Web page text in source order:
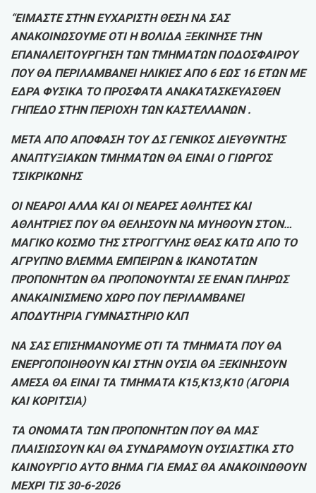
“ΕΙΜΑΣΤΕ ΣΤΗΝ ΕΥΧΑΡΙΣΤΗ ΘΕΣΗ ΝΑ ΣΑΣ
ΑΝΑΚΟΙΝΩΣΟΥΜΕ ΟΤΙ Η ΒΟΛΙΔΑ ΞΕΚΙΝΗΣΕ ΤΗΝ
ΕΠΑΝΑΛΕΙΤΟΥΡΓΗΣΗ ΤΩΝ ΤΜΗΜΑΤΩΝ ΠΟΔΟΣΦΑΙΡΟΥ
ΠΟΥ ΘΑ ΠΕΡΙΛΑΜΒΑΝΕΙ ΗΛΙΚΙΕΣ ΑΠΟ 6 ΕΩΣ 16 ΕΤΩΝ ΜΕ
ΕΔΡΑ ΦΥΣΙΚΑ ΤΟ ΠΡΟΣΦΑΤΑ ΑΝΑΚΑΤΑΣΚΕΥΑΣΘΕΝ
ΓΗΠΕΔΟ ΣΤΗΝ ΠΕΡΙΟΧΗ ΤΩΝ ΚΑΣΤΕΛΛΑΝΩΝ .
ΜΕΤΑ ΑΠΟ ΑΠΟΦΑΣΗ ΤΟΥ ΔΣ ΓΕΝΙΚΟΣ ΔΙΕΥΘΥΝΤΗΣ
ΑΝΑΠΤΥΞΙΑΚΩΝ ΤΜΗΜΑΤΩΝ ΘΑ ΕΙΝΑΙ Ο ΓΙΩΡΓΟΣ
ΤΣΙΚΡΙΚΩΝΗΣ
ΟΙ ΝΕΑΡΟΙ ΑΛΛΑ ΚΑΙ ΟΙ ΝΕΑΡΕΣ ΑΘΛΗΤΕΣ ΚΑΙ
ΑΘΛΗΤΡΙΕΣ ΠΟΥ ΘΑ ΘΕΛΗΣΟΥΝ ΝΑ ΜΥΗΘΟΥΝ ΣΤΟΝ…
ΜΑΓΙΚΟ ΚΟΣΜΟ ΤΗΣ ΣΤΡΟΓΓΥΛΗΣ ΘΕΑΣ ΚΑΤΩ ΑΠΟ ΤΟ
ΑΓΡΥΠΝΟ ΒΛΕΜΜΑ ΕΜΠΕΙΡΩΝ & ΙΚΑΝΟΤΑΤΩΝ
ΠΡΟΠΟΝΗΤΩΝ ΘΑ ΠΡΟΠΟΝΟΥΝΤΑΙ ΣΕ ΕΝΑΝ ΠΛΗΡΩΣ
ΑΝΑΚΑΙΝΙΣΜΕΝΟ ΧΩΡΟ ΠΟΥ ΠΕΡΙΛΑΜΒΑΝΕΙ
ΑΠΟΔΥΤΗΡΙΑ ΓΥΜΝΑΣΤΗΡΙΟ ΚΛΠ
ΝΑ ΣΑΣ ΕΠΙΣΗΜΑΝΟΥΜΕ ΟΤΙ ΤΑ ΤΜΗΜΑΤΑ ΠΟΥ ΘΑ
ΕΝΕΡΓΟΠΟΙΗΘΟΥΝ ΚΑΙ ΣΤΗΝ ΟΥΣΙΑ ΘΑ ΞΕΚΙΝΗΣΟΥΝ
ΑΜΕΣΑ ΘΑ ΕΙΝΑΙ ΤΑ ΤΜΗΜΑΤΑ Κ15,Κ13,Κ10 (ΑΓΟΡΙΑ
ΚΑΙ ΚΟΡΙΤΣΙΑ)
ΤΑ ΟΝΟΜΑΤΑ ΤΩΝ ΠΡΟΠΟΝΗΤΩΝ ΠΟΥ ΘΑ ΜΑΣ
ΠΛΑΙΣΙΩΣΟΥΝ ΚΑΙ ΘΑ ΣΥΝΔΡΑΜΟΥΝ ΟΥΣΙΑΣΤΙΚΑ ΣΤΟ
ΚΑΙΝΟΥΡΓΙΟ ΑΥΤΟ ΒΗΜΑ ΓΙΑ ΕΜΑΣ ΘΑ ΑΝΑΚΟΙΝΩΘΟΥΝ
ΜΕΧΡΙ ΤΙΣ 30-6-2026